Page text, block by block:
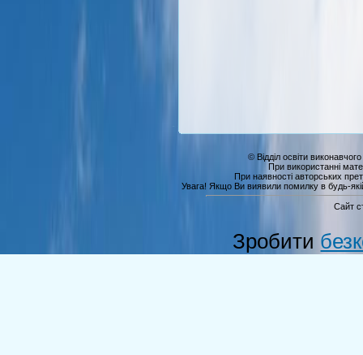
© Відділ освіти
При використанні
При наявності авторських
Увага! Якщо Ви виявили помилку в будь-якій
Сайт
Зробити